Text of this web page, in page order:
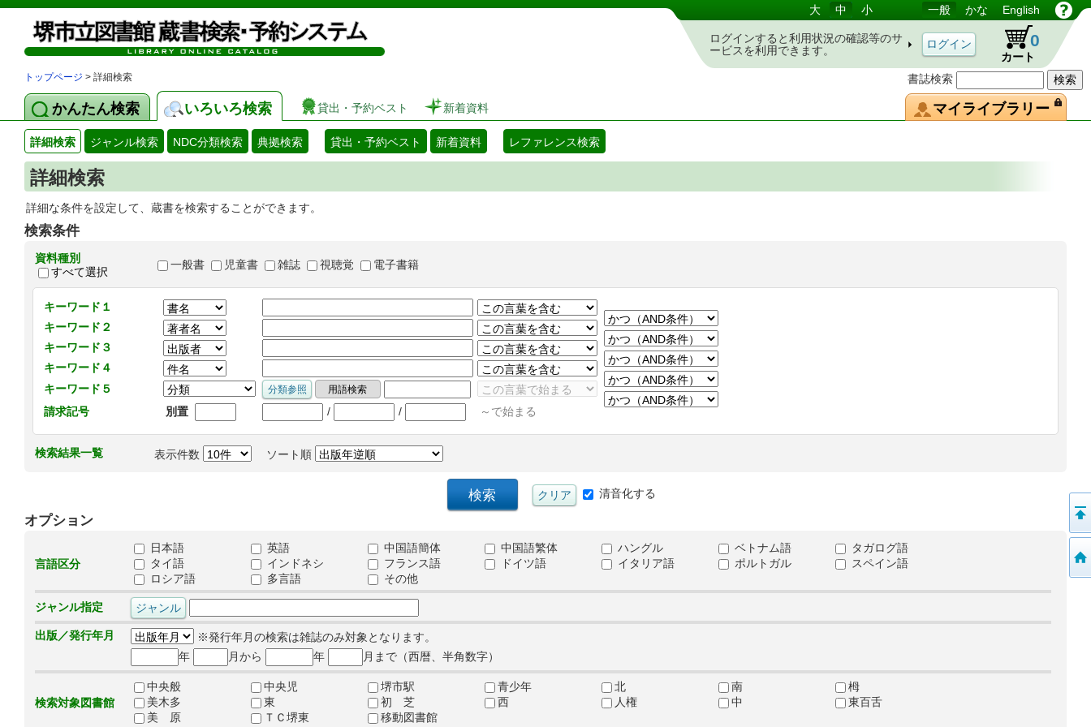
図書館 蔵書検索・予約システム
書誌検索
大 中 小 一般 かな English
ログインすると利用状況の確認等のサ
ービスを利用できます。
カート
0
トップページ > 詳細検索
かんたん検索 いろいろ検索 貸出・予約ベスト 新着資料 マイライブラリー
詳細検索 ジャンル検索 NDC分類検索 典拠検索 貸出・予約ベスト 新着資料 レファレンス検索
詳細検索
詳細な条件を設定して、蔵書を検索することができます。
検索条件
資料種別
すべて選択
一般書 児童書 雑誌 視聴覚 電子書籍
キーワード１
キーワード２
キーワード３
キーワード４
キーワード５
請求記号
別置 / / ～で始まる
検索結果一覧 表示件数 ソート順
清音化する
オプション
言語区分
日本語 英語 中国語簡体 中国語繁体 ハングル ベトナム語
タガログ語
タイ語
インドネシ フランス語 ドイツ語 イタリア語 ポルトガル
スペイン語
ロシア語
多言語 その他
ジャンル指定
出版／発行年月
※発行年月の検索は雑誌のみ対象となります。
年
月から 年 月まで（西暦、半角数字）
検索対象図書館
中央般 中央児 堺市駅 青少年 北 南
栂
美木多
東 初 芝 西 人権 中
東百舌
美 原
ＴＣ堺東 移動図書館